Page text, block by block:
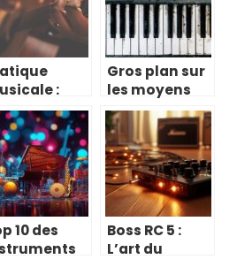
piano?
:
vertus
?
Gros plan sur
les moyens
efficaces
pour bien
entretenir un
piano
10 des
Boss RC 5 :
L’art du